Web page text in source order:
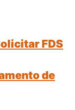
FDS
de